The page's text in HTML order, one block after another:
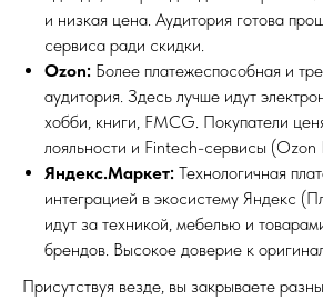
и низкая цена. Аудитория готова
сервиса ради скидки.
Ozon: Более платежеспособная и
аудитория. Здесь лучше идут
хобби, книги, FMCG. Покупатели
лояльности и Fintech-сервисы (Ozon
Яндекс.Маркет: Технологичная
интеграцией в экосистему Яндекс
идут за техникой, мебелью и
брендов. Высокое доверие к
Присутствуя везде, вы закрываете